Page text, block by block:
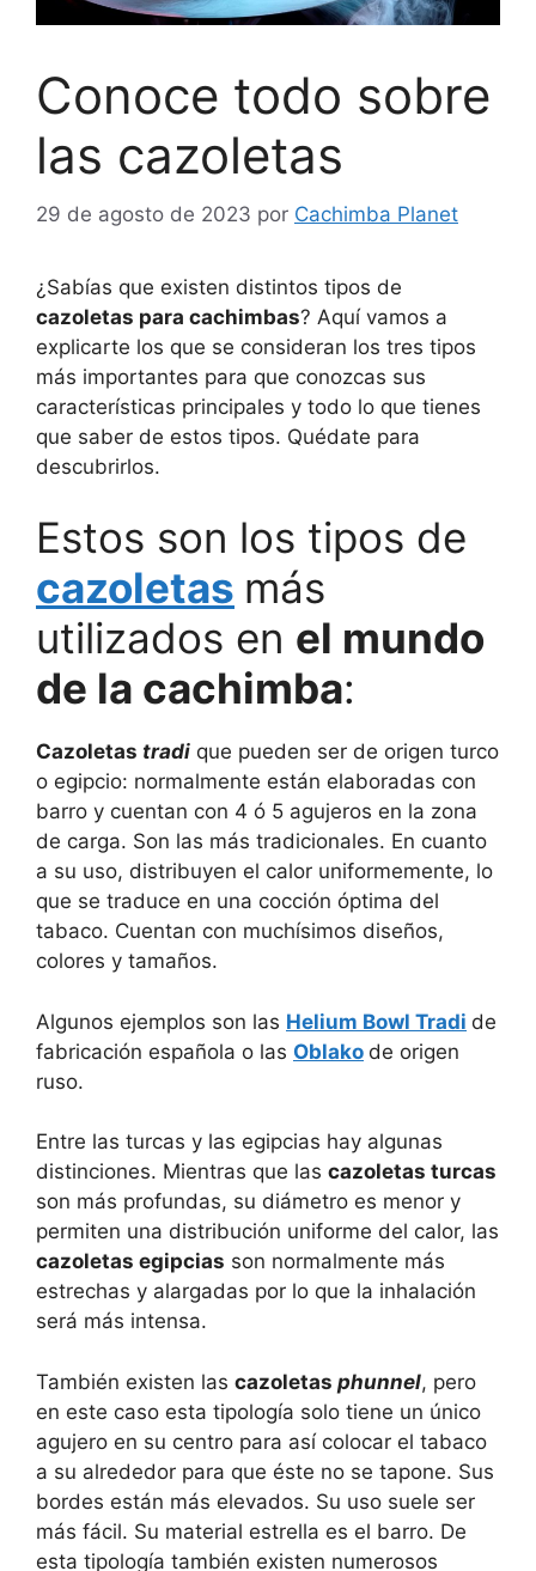
Conoce todo sobre
las cazoletas
29 de agosto de 2023 por Cachimba Planet
¿Sabías que existen distintos tipos de
cazoletas para cachimbas? Aquí vamos a
explicarte los que se consideran los tres tipos
más importantes para que conozcas sus
características principales y todo lo que tienes
que saber de estos tipos. Quédate para
descubrirlos.
Estos son los tipos de
cazoletas más
utilizados en el mundo
de la cachimba:
Cazoletas tradi que pueden ser de origen turco
o egipcio: normalmente están elaboradas con
barro y cuentan con 4 ó 5 agujeros en la zona
de carga. Son las más tradicionales. En cuanto
a su uso, distribuyen el calor uniformemente, lo
que se traduce en una cocción óptima del
tabaco. Cuentan con muchísimos diseños,
colores y tamaños.
Algunos ejemplos son las Helium Bowl Tradi de
fabricación española o las Oblako de origen
ruso.
Entre las turcas y las egipcias hay algunas
distinciones. Mientras que las cazoletas turcas
son más profundas, su diámetro es menor y
permiten una distribución uniforme del calor, las
cazoletas egipcias son normalmente más
estrechas y alargadas por lo que la inhalación
será más intensa.
También existen las cazoletas phunnel, pero
en este caso esta tipología solo tiene un único
agujero en su centro para así colocar el tabaco
a su alrededor para que éste no se tapone. Sus
bordes están más elevados. Su uso suele ser
más fácil. Su material estrella es el barro. De
esta tipología también existen numerosos